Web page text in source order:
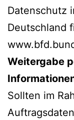
Datenschutz
Deutschland
Weitergabe
Sollten im